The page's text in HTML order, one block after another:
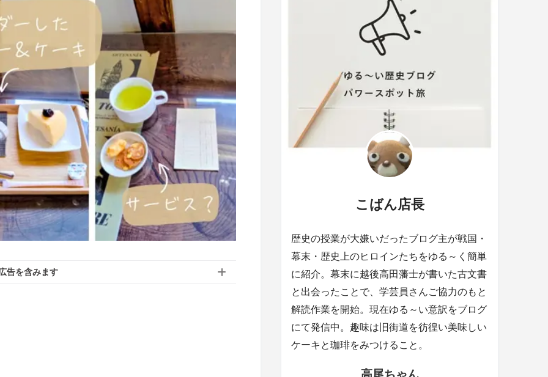
告を含みます
こばん店長
歴史の授業が大嫌いだったブログ主が戦国・
幕末・歴史上のヒロインたちをゆる～く簡単
に紹介。幕末に越後高田藩士が書いた古文書
と出会ったことで、学芸員さんご協力のもと
解読作業を開始。現在ゆる～い意訳をブログ
にて発信中。趣味は旧街道を彷徨い美味しい
ケーキと珈琲をみつけること。
高尾ちゃん